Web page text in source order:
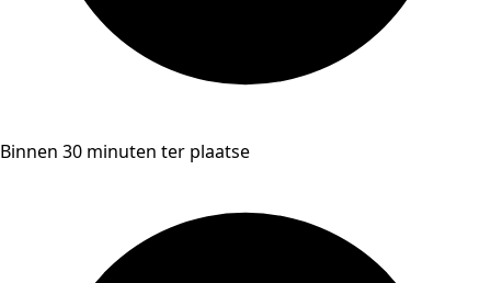
Binnen 30 minuten ter plaatse